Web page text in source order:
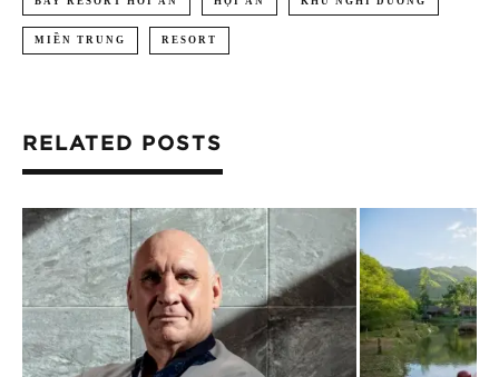
MIỀN TRUNG RESORT
RELATED POSTS